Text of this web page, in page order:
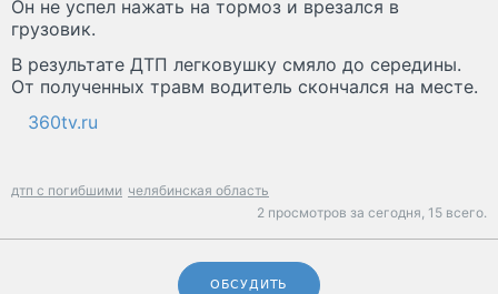
Он не успел нажать на тормоз и врезался в
грузовик.
В результате ДТП легковушку смяло до середины.
От полученных травм водитель скончался на месте.
360tv.ru
дтп с погибшими челябинская область
2 просмотров за сегодня, 15 всего.
ОБСУДИТЬ